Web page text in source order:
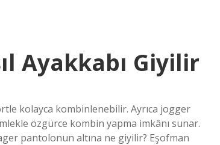
Ayakkabı Giyilir
kolayca kombinlenebilir. Ayrıca jogger
özgürce kombin yapma imkânı sunar.
pantolonun altına ne giyilir? Eşofman